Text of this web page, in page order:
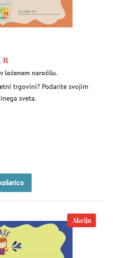
ločenem naročilu.
trgovini? Podarite svojim
sveta.
Akcija